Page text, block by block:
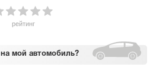
рейтинг
на мой автомобиль?